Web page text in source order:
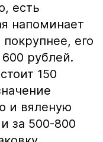
есть
напоминает
его
рублей.
150
и вяленую
за 500-800